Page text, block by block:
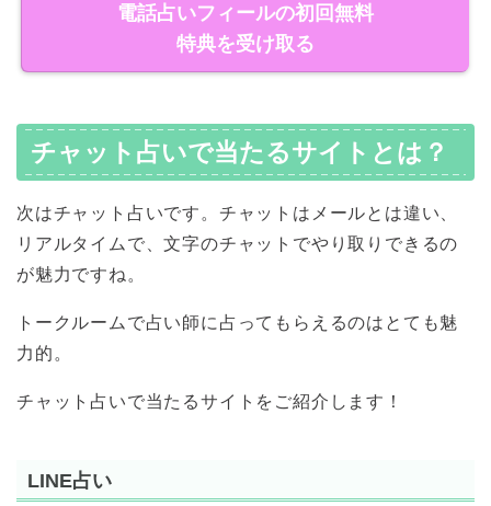
電話占いフィールの初回無料
特典を受け取る
チャット占いで当たるサイトとは？
次はチャット占いです。チャットはメールとは違い、
リアルタイムで、文字のチャットでやり取りできるの
が魅力ですね。
トークルームで占い師に占ってもらえるのはとても魅
力的。
チャット占いで当たるサイトをご紹介します！
LINE占い